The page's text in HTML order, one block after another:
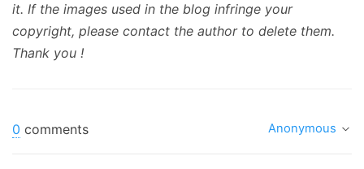
it. If the images used in the blog infringe your
copyright, please contact the author to delete them.
Thank you !
0 comments Anonymous